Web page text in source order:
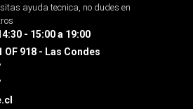
ayuda tecnica, no dudes en
- 15:00 a 19:00
918 - Las Condes